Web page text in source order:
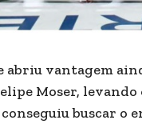
abriu vantagem
Moser, levando
buscar o